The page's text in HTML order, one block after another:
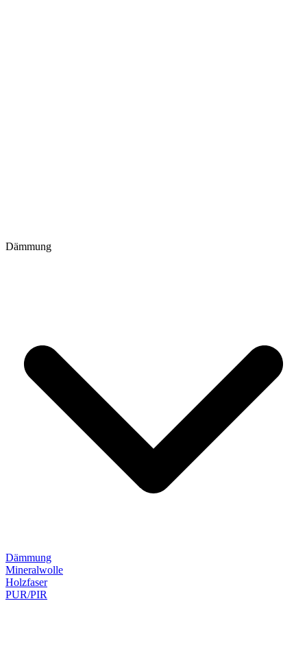
Dämmung
Dämmung
Mineralwolle
Holzfaser
PUR/PIR